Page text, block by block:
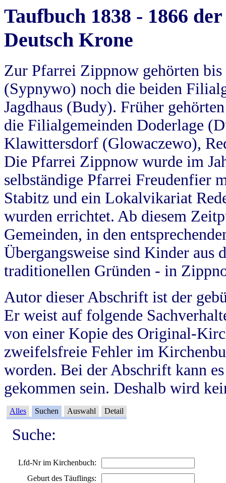
Taufbuch 1838 - 1866
Deutsch Krone
Zur Pfarrei Zippnow gehörten
(Sypnywo) noch die beiden
Jagdhaus (Budy). Früher
die Filialgemeinden Doderlage
Klawittersdorf (Glowaczewo),
Die Pfarrei Zippnow wurde im
selbständige Pfarrei Freudenfier
Stabitz und ein Lokalvikariat
wurden errichtet. Ab diesem
Gemeinden, in den
Übergangsweise sind Kinder aus
traditionellen Gründen - in
Autor dieser Abschrift ist der
Er weist auf folgende
von einer Kopie des Original-
zweifelsfreie Fehler im
worden. Bei der Abschrift kann
gekommen sein. Deshalb wird
Alles Suchen Auswahl Detail
Suche:
Lfd-Nr im Kirchenbuch:
Geburt des Täuflings: